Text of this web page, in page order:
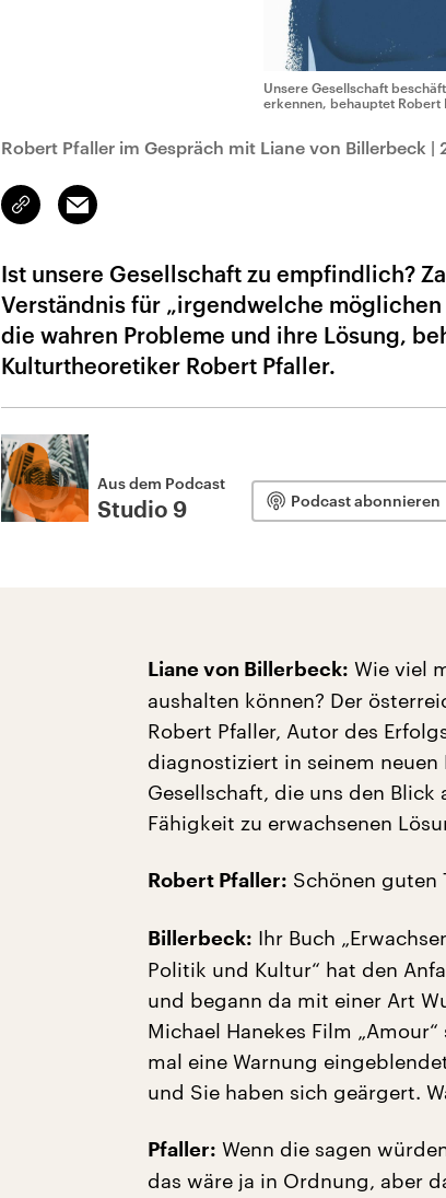
Unsere Gesellschaft
erkennen, behauptet Robert
Robert Pfaller im Gespräch mit Liane von Billerbeck |
Link
kopieren/teilen
Email
Ist unsere Gesellschaft zu empfindlich?
Verständnis für „irgendwelche
die wahren Probleme und ihre Lösung,
Kulturtheoretiker Robert Pfaller.
Aus dem Podcast
Studio 9 Podcast abonnieren
Liane von Billerbeck: Wie viel
aushalten können? Der
Robert Pfaller, Autor des
diagnostiziert in seinem
Gesellschaft, die uns den
Fähigkeit zu erwachsenen
Robert Pfaller: Schönen guten
Billerbeck: Ihr Buch
Politik und Kultur“ hat den
und begann da mit einer Art
Michael Hanekes Film
mal eine Warnung
und Sie haben sich geärgert.
Pfaller: Wenn die sagen
das wäre ja in Ordnung, aber